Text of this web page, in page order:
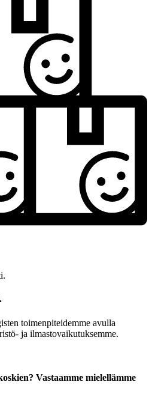
toimenpiteidemme avulla
ja ilmastovaikutuksemme.
Vastaamme mielellämme